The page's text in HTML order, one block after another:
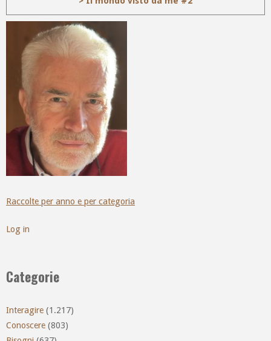
Raccolte per anno e per categoria
Log in
Categorie
Interagire (1.217)
Conoscere (803)